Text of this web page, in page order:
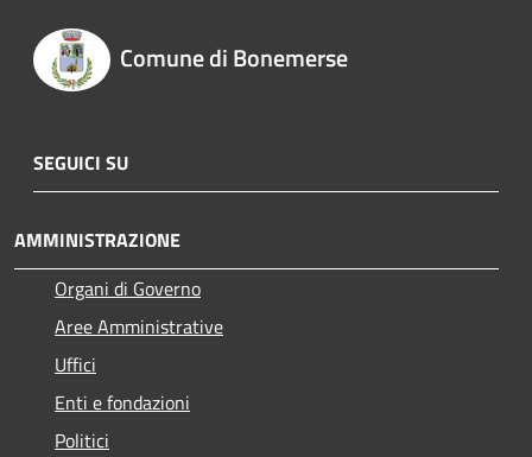
Comune di Bonemerse
SEGUICI SU
AMMINISTRAZIONE
Organi di Governo
Aree Amministrative
Uffici
Enti e fondazioni
Politici